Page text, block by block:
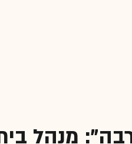
של הקרבה": מנהל